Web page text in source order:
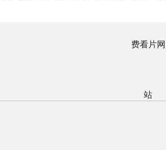
费看片网
站